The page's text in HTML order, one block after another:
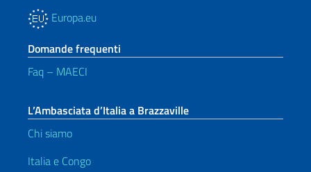
Europa.eu
Domande frequenti
Faq – MAECI
L’Ambasciata d’Italia a Brazzaville
Chi siamo
Italia e Congo